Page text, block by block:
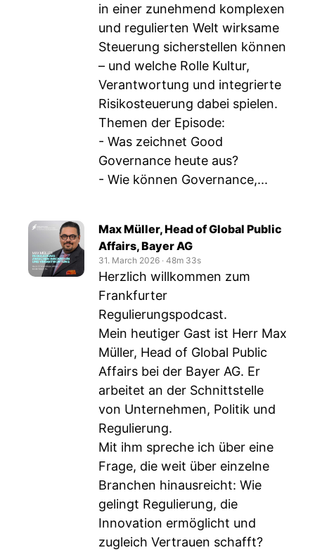
in einer zunehmend komplexen
und regulierten Welt wirksame
Steuerung sicherstellen können
– und welche Rolle Kultur,
Verantwortung und integrierte
Risikosteuerung dabei spielen.
Themen der Episode:
- Was zeichnet Good
Governance heute aus?
- Wie können Governance,...
Max Müller, Head of Global Public
Affairs, Bayer AG
31. March 2026 ‧ 48m 33s
Herzlich willkommen zum
Frankfurter
Regulierungspodcast.
Mein heutiger Gast ist Herr Max
Müller, Head of Global Public
Affairs bei der Bayer AG. Er
arbeitet an der Schnittstelle
von Unternehmen, Politik und
Regulierung.
Mit ihm spreche ich über eine
Frage, die weit über einzelne
Branchen hinausreicht: Wie
gelingt Regulierung, die
Innovation ermöglicht und
zugleich Vertrauen schafft?